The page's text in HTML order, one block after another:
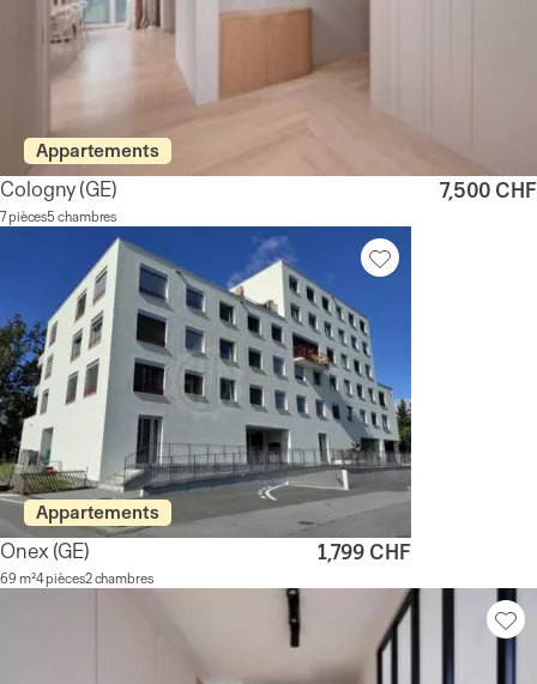
Appartements
Cologny(GE)
7 pièces5 chambres
7,500 CHF
Appartements
Onex (GE)
69 m²4 pièces2 chambres
1,799 CHF